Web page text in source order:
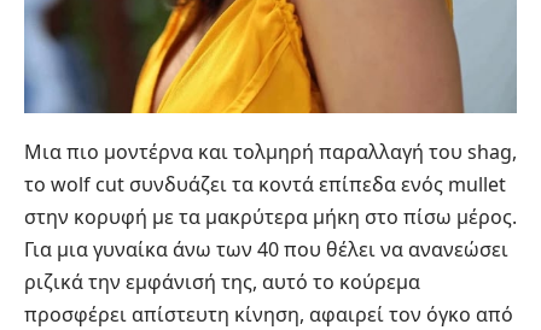
Μια πιο μοντέρνα και τολμηρή παραλλαγή του shag,
το wolf cut συνδυάζει τα κοντά επίπεδα ενός mullet
στην κορυφή με τα μακρύτερα μήκη στο πίσω μέρος.
Για μια γυναίκα άνω των 40 που θέλει να ανανεώσει
ριζικά την εμφάνισή της, αυτό το κούρεμα
προσφέρει απίστευτη κίνηση, αφαιρεί τον όγκο από